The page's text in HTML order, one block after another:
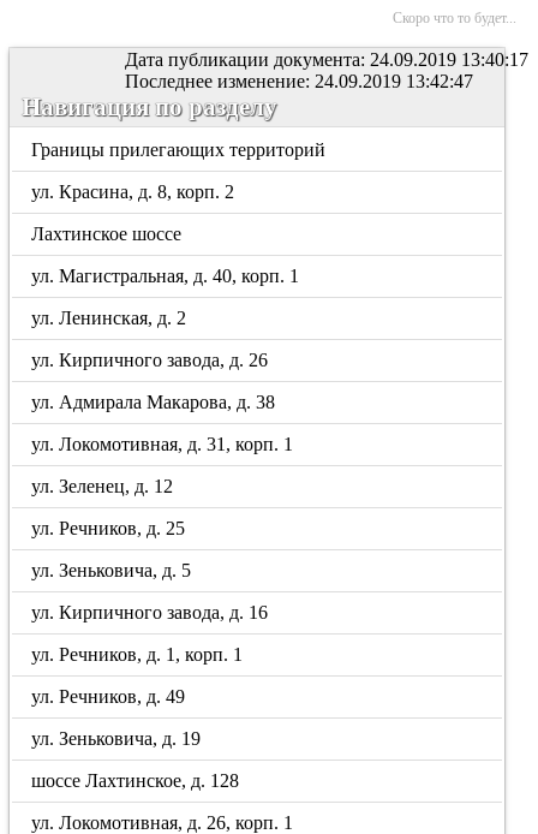
Скоро что то будет...
Дата публикации документа: 24.09.2019 13:40:17
Последнее изменение: 24.09.2019 13:42:47
Навигация по разделу
Границы прилегающих территорий
ул. Красина, д. 8, корп. 2
Лахтинское шоссе
ул. Магистральная, д. 40, корп. 1
ул. Ленинская, д. 2
ул. Кирпичного завода, д. 26
ул. Адмирала Макарова, д. 38
ул. Локомотивная, д. 31, корп. 1
ул. Зеленец, д. 12
ул. Речников, д. 25
ул. Зеньковича, д. 5
ул. Кирпичного завода, д. 16
ул. Речников, д. 1, корп. 1
ул. Речников, д. 49
ул. Зеньковича, д. 19
шоссе Лахтинское, д. 128
ул. Локомотивная, д. 26, корп. 1